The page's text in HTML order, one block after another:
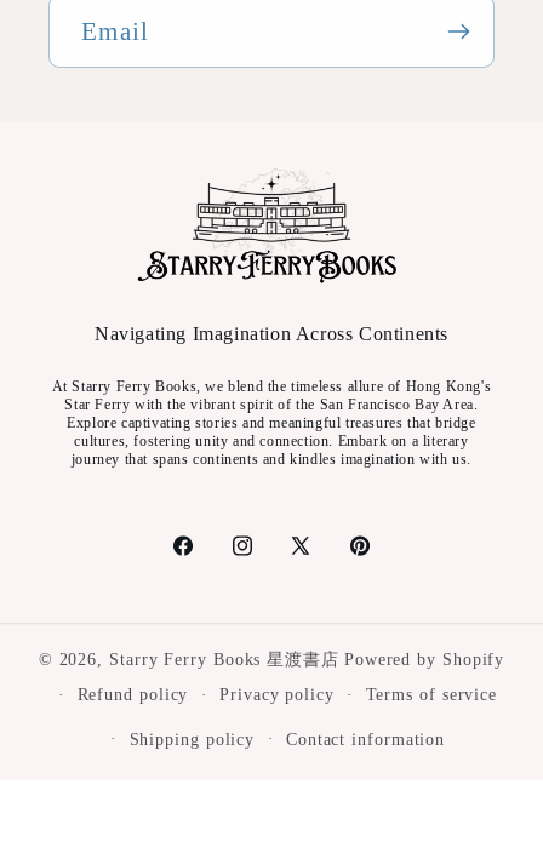
Email
Navigating Imagination Across Continents
At Starry Ferry Books, we blend the timeless allure of Hong Kong's
Star Ferry with the vibrant spirit of the San Francisco Bay Area.
Explore captivating stories and meaningful treasures that bridge
cultures, fostering unity and connection. Embark on a literary
journey that spans continents and kindles imagination with us.
FacebookInstagram
X
Pinterest
© 2026, Starry Ferry Books 星渡書店 Powered by Shopify
Refund policy
Privacy policy Terms of service
Shipping policy Contact information